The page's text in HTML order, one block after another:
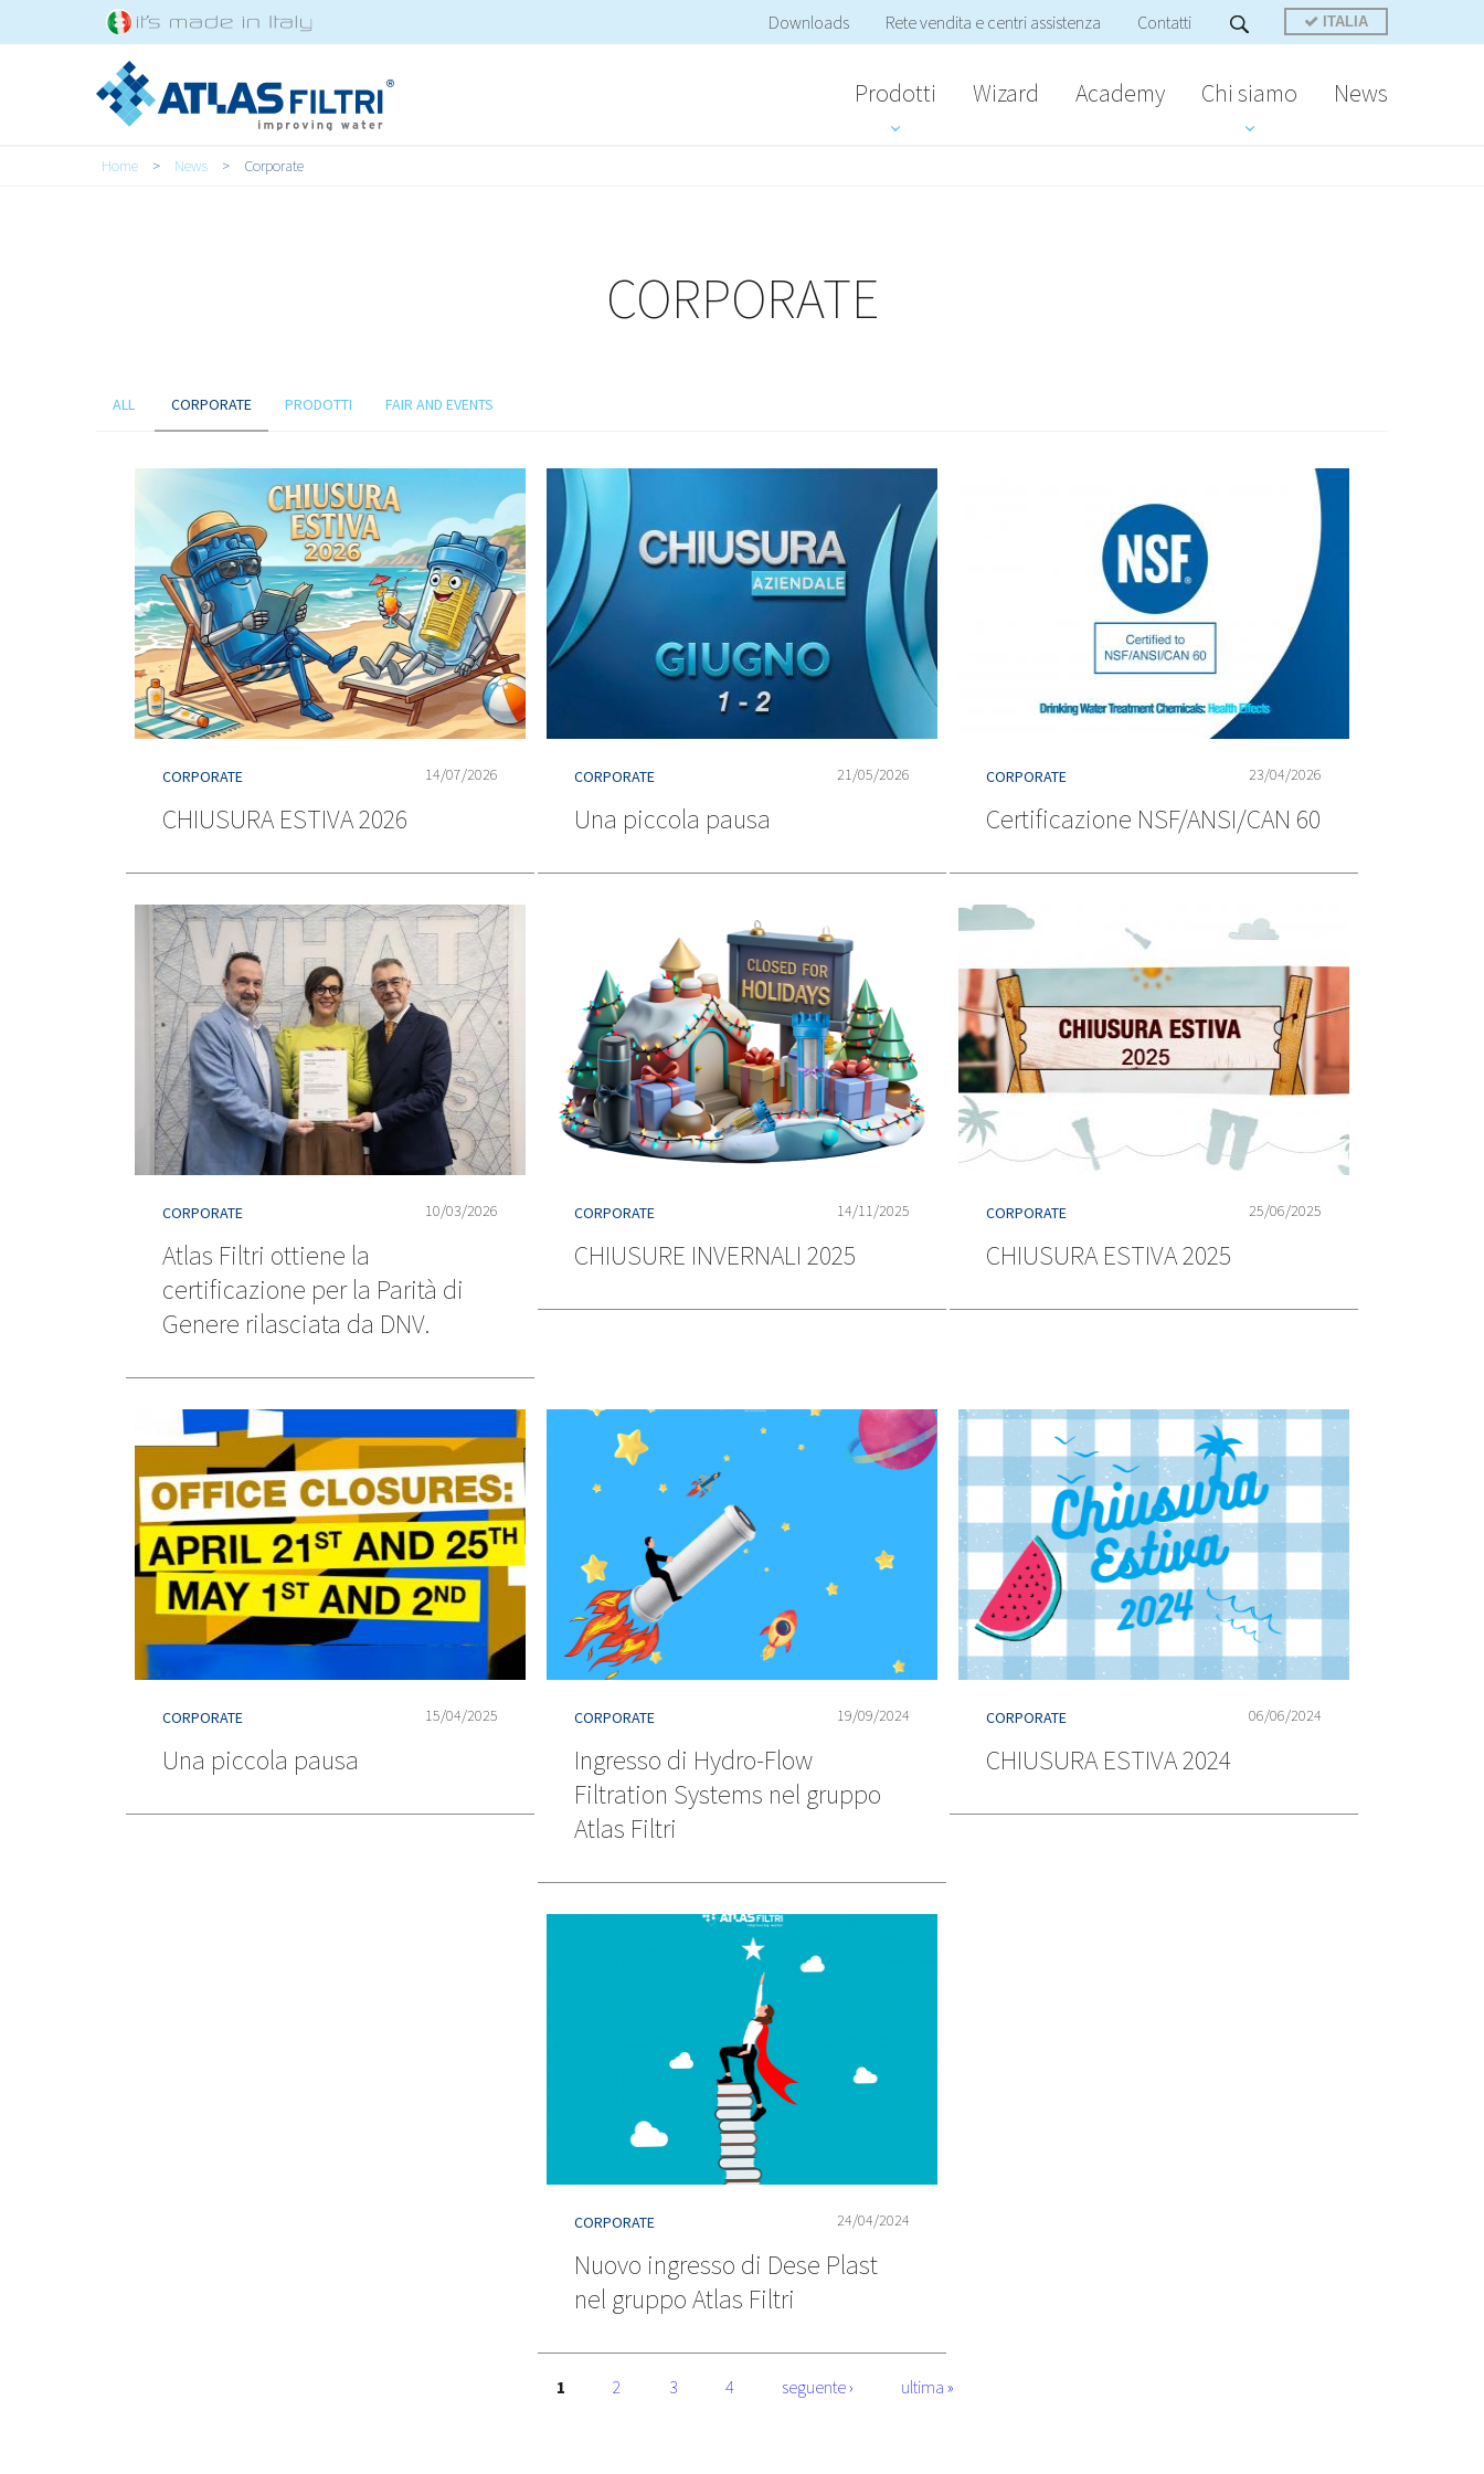
Salta al contenuto principale ITALIA
Downloads Rete vendita e centri assistenza Contatti
Prodotti Wizard Academy Chi siamo News
Tu sei qui
Home > News > Corporate
CORPORATE
ALL CORPORATE PRODOTTI FAIR AND EVENTS
CORPORATE 14/07/2026
CHIUSURA ESTIVA 2026
CORPORATE 21/05/2026
Una piccola pausa
CORPORATE 23/04/2026
Certificazione NSF/ANSI/CAN 60
CORPORATE 10/03/2026
Atlas Filtri ottiene la
certificazione per la Parità di
Genere rilasciata da DNV.
CORPORATE 14/11/2025
CHIUSURE INVERNALI 2025
CORPORATE 25/06/2025
CHIUSURA ESTIVA 2025
CORPORATE 15/04/2025
Una piccola pausa
CORPORATE 19/09/2024
Ingresso di Hydro-Flow
Filtration Systems nel gruppo
Atlas Filtri
CORPORATE 06/06/2024
CHIUSURA ESTIVA 2024
CORPORATE 24/04/2024
Nuovo ingresso di Dese Plast
nel gruppo Atlas Filtri
1 2 3 4 seguente › ultima »